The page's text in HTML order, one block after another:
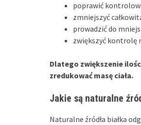
poprawić
zmniejszyć
prowadzić do
zwiększyć kontrolę
Dlatego zwiększenie
zredukować masę ciała.
Jakie są naturalne
Naturalne źródła białka